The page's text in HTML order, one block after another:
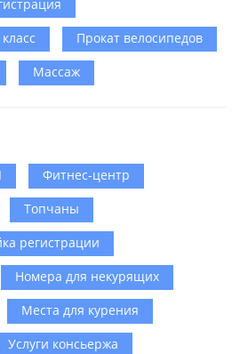
Прокат велосипедов
Массаж
Фитнес-центр
Топчаны
регистрации
Номера для некурящих
Места для курения
Услуги консьержа